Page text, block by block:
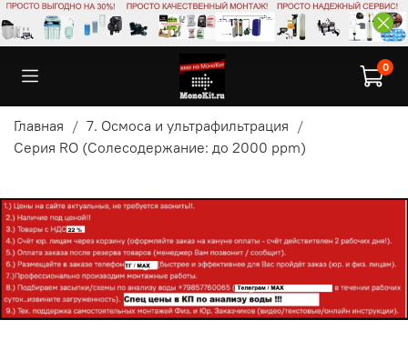
0
Главная
7. Осмоса и ультрафильтрация
Серия RO (Солесодержание: до 2000 ppm)